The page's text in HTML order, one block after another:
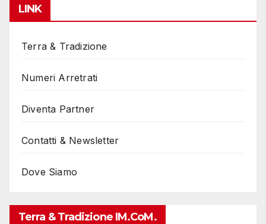
LINK
Terra & Tradizione
Numeri Arretrati
Diventa Partner
Contatti & Newsletter
Dove Siamo
Terra & Tradizione IM.coM.